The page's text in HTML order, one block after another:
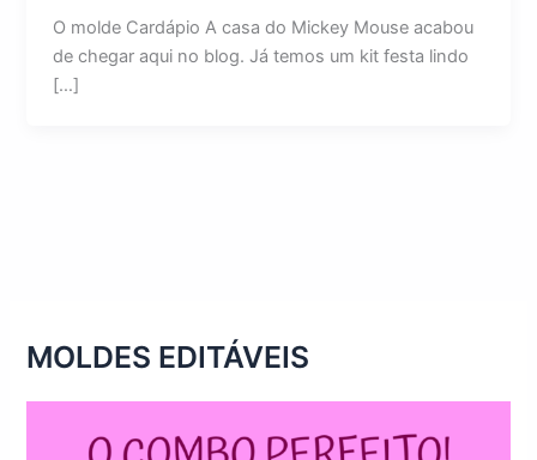
O molde Cardápio A casa do Mickey Mouse acabou
de chegar aqui no blog. Já temos um kit festa lindo
[…]
MOLDES EDITÁVEIS